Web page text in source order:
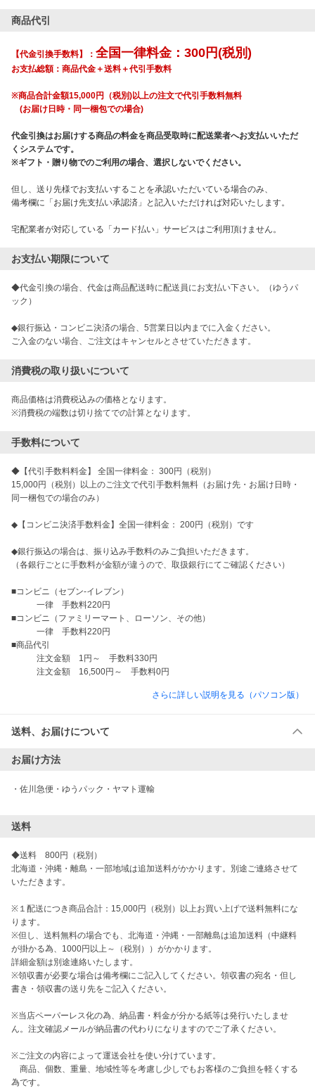
商品代引
【代金引換手数料】： 全国一律料金：300円(税別)
お支払総額：商品代金＋送料＋代引手数料
※商品合計金額15,000円（税別)以上の注文で代引手数料無料
(お届け日時・同一梱包での場合)
代金引換はお届けする商品の料金を商品受取時に配送業者へお支払いいただ
くシステムです。
※ギフト・贈り物でのご利用の場合、選択しないでください。
但し、送り先様でお支払いすることを承認いただいている場合のみ、
備考欄に「お届け先支払い承認済」と記入いただければ対応いたします。
宅配業者が対応している「カード払い」サービスはご利用頂けません。
お支払い期限について
◆代金引換の場合、代金は商品配送時に配送員にお支払い下さい。（ゆうパ
ック）
◆銀行振込・コンビニ決済の場合、5営業日以内までに入金ください。
ご入金のない場合、ご注文はキャンセルとさせていただきます。
消費税の取り扱いについて
商品価格は消費税込みの価格となります。
※消費税の端数は切り捨てでの計算となります。
手数料について
◆【代引手数料料金】 全国一律料金： 300円（税別）
15,000円（税別）以上のご注文で代引手数料無料（お届け先・お届け日時・
同一梱包での場合のみ）
◆【コンビニ決済手数料金】全国一律料金： 200円（税別）です
◆銀行振込の場合は、振り込み手数料のみご負担いただきます。
（各銀行ごとに手数料が金額が違うので、取扱銀行にてご確認ください）
■コンビニ（セブン-イレブン）
一律　手数料220円
■コンビニ（ファミリーマート、ローソン、その他）
一律　手数料220円
■商品代引
注文金額　1円～　手数料330円
さらに詳しい説明を見る（パソコン版）
送料、お届けについて
お届け方法
・ 佐川急便・ゆうパック・ヤマト運輸
送料
◆送料　800円（税別）
北海道・沖縄・離島・一部地域は追加送料がかかります。別途ご連絡させて
いただきます。
※１配送につき商品合計：15,000円（税別）以上お買い上げで送料無料にな
ります。
※但し、送料無料の場合でも、北海道・沖縄・一部離島は追加送料（中継料
が掛かる為、1000円以上～（税別））がかかります。
詳細金額は別途連絡いたします。
※領収書が必要な場合は備考欄にご記入してください。領収書の宛名・但し
書き・領収書の送り先をご記入ください。
※当店ペーパーレス化の為、納品書・料金が分かる紙等は発行いたしませ
ん。注文確認メールが納品書の代わりになりますのでご了承ください。
※ご注文の内容によって運送会社を使い分けています。
商品、個数、重量、地域性等を考慮し少しでもお客様のご負担を軽くする
為です。